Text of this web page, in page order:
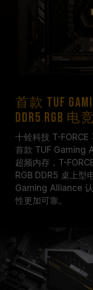
主板相关售后服务
首款 TUF
DDR5 RGB
十铨科技 T-
首款 TUF Gaming
超频内存，T-
RGB DDR5 桌上型
Gaming Alliance
性更加可靠。